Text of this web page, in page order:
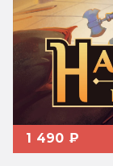
1 490 ₽